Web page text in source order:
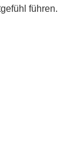
führen.